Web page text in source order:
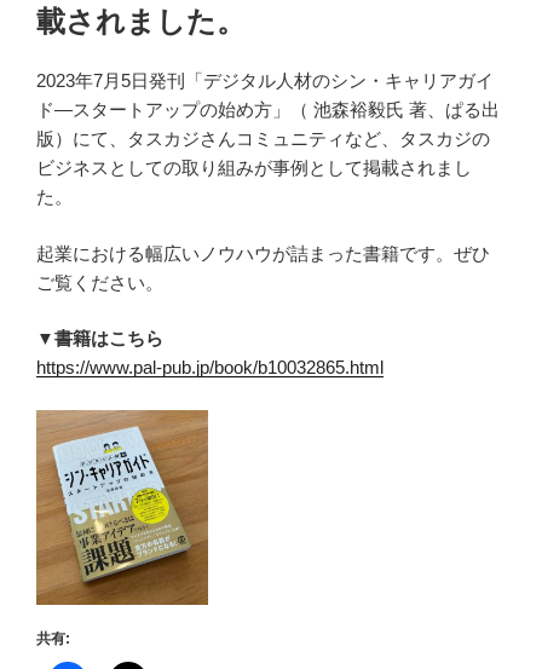
載されました。
2023年7月5日発刊「デジタル人材のシン・キャリアガイ
ド―スタートアップの始め方」（ 池森裕毅氏 著、ぱる出
版）にて、タスカジさんコミュニティなど、タスカジの
ビジネスとしての取り組みが事例として掲載されまし
た。
起業における幅広いノウハウが詰まった書籍です。ぜひ
ご覧ください。
▼書籍はこちら
https://www.pal-pub.jp/book/b10032865.html
共有: